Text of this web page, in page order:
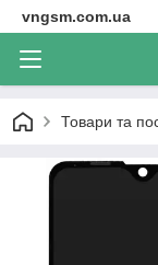
vngsm.com.ua
Товари та